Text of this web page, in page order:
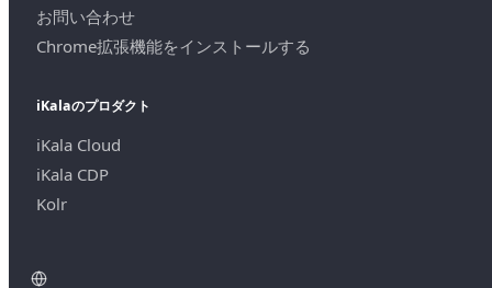
お問い合わせ
Chrome拡張機能をインストールする
iKalaのプロダクト
iKala Cloud
iKala CDP
Kolr